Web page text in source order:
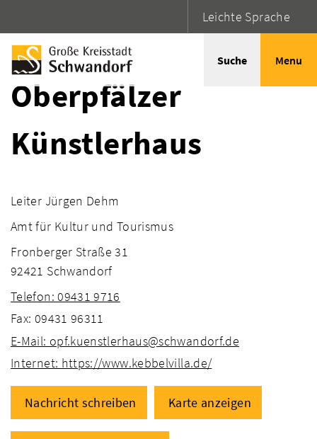
Leichte Sprache
Suche Menu
Oberpfälzer
Künstlerhaus
Leiter Jürgen Dehm
Amt für Kultur und Tourismus
Fronberger Straße 31
92421 Schwandorf
Telefon: 09431 9716
Fax: 09431 96311
E-Mail: opf.kuenstlerhaus@schwandorf.de
Internet: https://www.kebbelvilla.de/
Nachricht schreiben Karte anzeigen